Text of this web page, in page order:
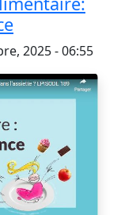
2025 - 06:55